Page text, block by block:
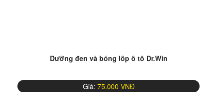
Dưỡng đen và bóng lốp ô tô Dr.Win
Giá: 75.000 VNĐ